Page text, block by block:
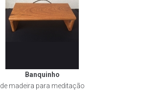
Banquinho
de madeira para meditação